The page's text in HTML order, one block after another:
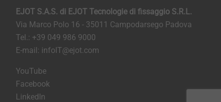
EJOT S.A.S. di EJOT Tecnologie di fissaggio S.R.L.
Via Marco Polo 16 - 35011 Campodarsego Padova
Tel.: +39 049 986 9000
E-mail: infoIT@ejot.com
YouTube
Facebook
LinkedIn